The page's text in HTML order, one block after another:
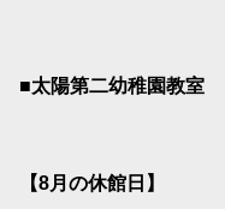
■太陽第二幼稚園教室
【8月の休館日】